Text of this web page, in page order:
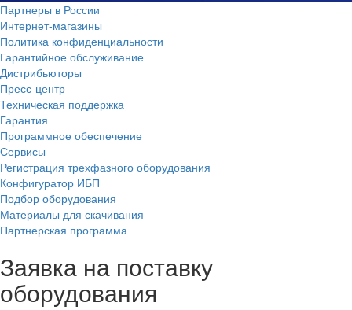
Партнеры в России
Интернет-магазины
Политика конфиденциальности
Гарантийное обслуживание
Дистрибьюторы
Пресс-центр
Техническая поддержка
Гарантия
Программное обеспечение
Сервисы
Регистрация трехфазного оборудования
Конфигуратор ИБП
Подбор оборудования
Материалы для скачивания
Партнерская программа
Заявка на поставку
оборудования